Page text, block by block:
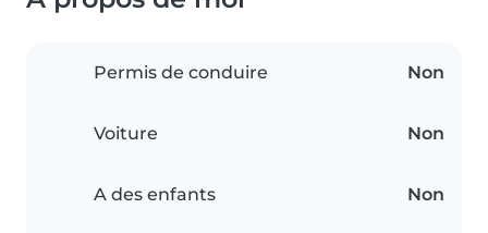
Permis de conduire Non
Voiture Non
A des enfants Non